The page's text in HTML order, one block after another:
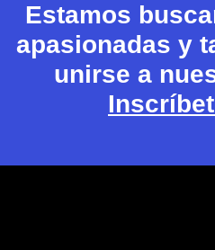
Estamos
apasionadas y
unirse a